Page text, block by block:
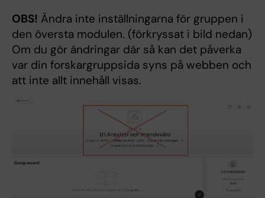
OBS! Ändra inte inställningarna för gruppen i
den översta modulen. (förkryssat i bild nedan)
Om du gör ändringar där så kan det påverka
var din forskargruppsida syns på webben och
att inte allt innehåll visas.